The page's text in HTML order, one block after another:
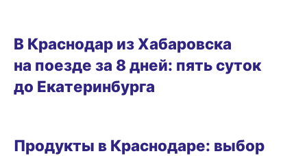
В Краснодар из Хабаровска
на поезде за 8 дней: пять суток
до Екатеринбурга
Продукты в Краснодаре: выбор